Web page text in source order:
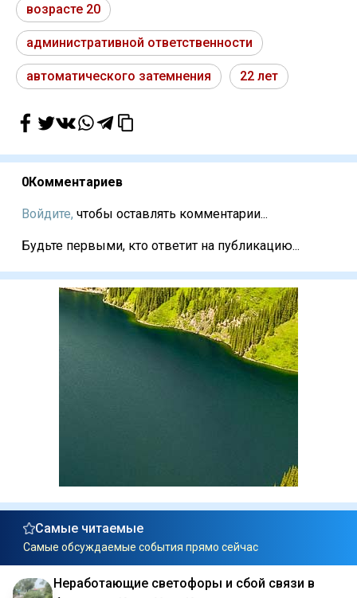
возрасте 20
административной ответственности
автоматического затемнения 22 лет
0Комментариев
Войдите, чтобы оставлять комментарии...
Будьте первыми, кто ответит на публикацию...
Самые читаемые
Самые обсуждаемые события прямо сейчас
Неработающие светофоры и сбой связи в